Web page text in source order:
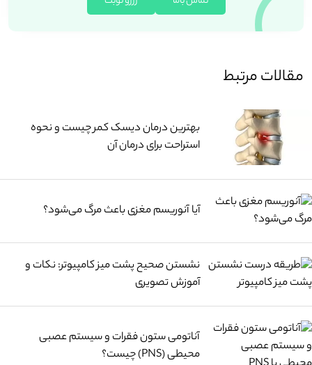
مقالات مرتبط
بهترین درمان دیسک کمر چیست و نحوه
استراحت برای درمان آن
آیا آنوریسم مغزی باعث مرگ می‌شود؟
نشستن صحیح پشت میز کامپیوتر: نکات و
آموزش تصویری
آناتومی ستون فقرات و سیستم عصبی
محیطی (PNS) چیست؟